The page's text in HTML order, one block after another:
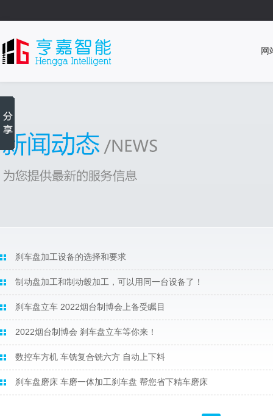
网
刹车盘加工设备的选择和要求
制动盘加工和制动毂加工，可以用同一台设备了！
刹车盘立车 2022烟台制博会上备受瞩目
2022烟台制博会 刹车盘立车等你来！
数控车方机 车铣复合铣六方 自动上下料
刹车盘磨床 车磨一体加工刹车盘 帮您省下精车磨床